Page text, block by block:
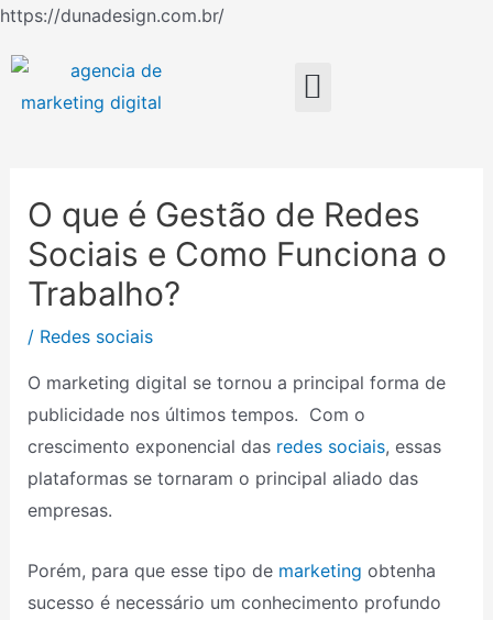
https://dunadesign.com.br/Ir
Menu
O que é Gestão de Redes
Sociais e Como Funciona o
Trabalho?
/ Redes sociais
O marketing digital se tornou a principal forma de
publicidade nos últimos tempos. Com o
crescimento exponencial das redes sociais, essas
plataformas se tornaram o principal aliado das
empresas.
Porém, para que esse tipo de marketing obtenha
sucesso é necessário um conhecimento profundo
de
Post